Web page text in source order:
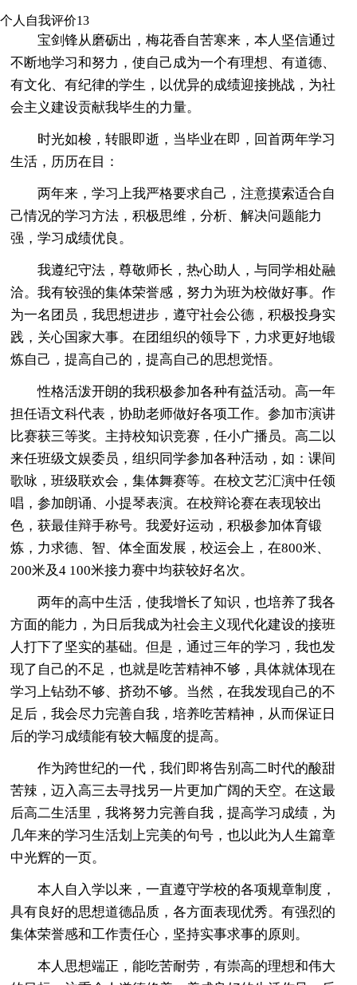
个人自我评价13
宝剑锋从磨砺出，梅花香自苦寒来，本人坚信通过
不断地学习和努力，使自己成为一个有理想、有道德、
有文化、有纪律的学生，以优异的成绩迎接挑战，为社
会主义建设贡献我毕生的力量。
时光如梭，转眼即逝，当毕业在即，回首两年学习
生活，历历在目：
两年来，学习上我严格要求自己，注意摸索适合自
己情况的学习方法，积极思维，分析、解决问题能力
强，学习成绩优良。
我遵纪守法，尊敬师长，热心助人，与同学相处融
洽。我有较强的集体荣誉感，努力为班为校做好事。作
为一名团员，我思想进步，遵守社会公德，积极投身实
践，关心国家大事。在团组织的领导下，力求更好地锻
炼自己，提高自己的，提高自己的思想觉悟。
性格活泼开朗的我积极参加各种有益活动。高一年
担任语文科代表，协助老师做好各项工作。参加市演讲
比赛获三等奖。主持校知识竞赛，任小广播员。高二以
来任班级文娱委员，组织同学参加各种活动，如：课间
歌咏，班级联欢会，集体舞赛等。在校文艺汇演中任领
唱，参加朗诵、小提琴表演。在校辩论赛在表现较出
色，获最佳辩手称号。我爱好运动，积极参加体育锻
炼，力求德、智、体全面发展，校运会上，在800米、
200米及4 100米接力赛中均获较好名次。
两年的高中生活，使我增长了知识，也培养了我各
方面的能力，为日后我成为社会主义现代化建设的接班
人打下了坚实的基础。但是，通过三年的学习，我也发
现了自己的不足，也就是吃苦精神不够，具体就体现在
学习上钻劲不够、挤劲不够。当然，在我发现自己的不
足后，我会尽力完善自我，培养吃苦精神，从而保证日
后的学习成绩能有较大幅度的提高。
作为跨世纪的一代，我们即将告别高二时代的酸甜
苦辣，迈入高三去寻找另一片更加广阔的天空。在这最
后高二生活里，我将努力完善自我，提高学习成绩，为
几年来的学习生活划上完美的句号，也以此为人生篇章
中光辉的一页。
本人自入学以来，一直遵守学校的各项规章制度，
具有良好的思想道德品质，各方面表现优秀。有强烈的
集体荣誉感和工作责任心，坚持实事求事的原则。
本人思想端正，能吃苦耐劳，有崇高的理想和伟大